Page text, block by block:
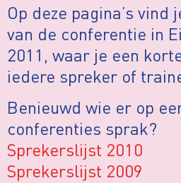
Op deze pagina’s vind
van de conferentie in
2011, waar je een
iedere spreker of
Benieuwd wie er op
conferenties sprak?
Sprekerslijst 2010
Sprekerslijst 2009